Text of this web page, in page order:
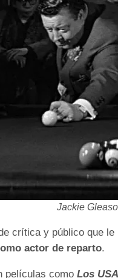
Jackie
crítica y público que
actor de reparto.
películas como Los